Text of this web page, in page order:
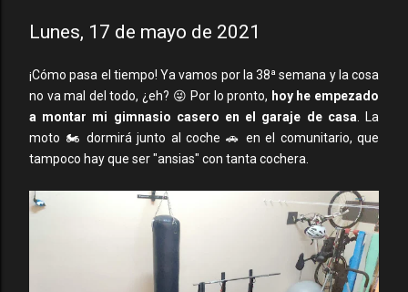
Lunes, 17 de mayo de 2021
¡Cómo pasa el tiempo! Ya vamos por la 38ª semana y la cosa
no va mal del todo, ¿eh? 😜 Por lo pronto, hoy he empezado
a montar mi gimnasio casero en el garaje de casa . La
moto 🏍 dormirá junto al coche 🚗 en el comunitario, que
tampoco hay que ser "ansias" con tanta cochera.